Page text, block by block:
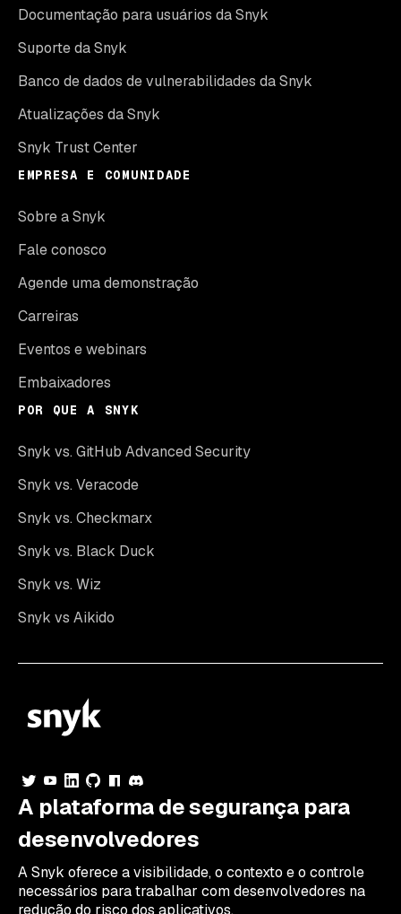
Documentação para usuários da Snyk
Suporte da Snyk
Banco de dados de vulnerabilidades da Snyk
Atualizações da Snyk
Snyk Trust Center
EMPRESA E COMUNIDADE
Sobre a Snyk
Fale conosco
Agende uma demonstração
Carreiras
Eventos e webinars
Embaixadores
POR QUE A SNYK
Snyk vs. GitHub Advanced Security
Snyk vs. Veracode
Snyk vs. Checkmarx
Snyk vs. Black Duck
Snyk vs. Wiz
Snyk vs Aikido
A plataforma de segurança para
desenvolvedores
A Snyk oferece a visibilidade, o contexto e o controle
necessários para trabalhar com desenvolvedores na
redução do risco dos aplicativos.